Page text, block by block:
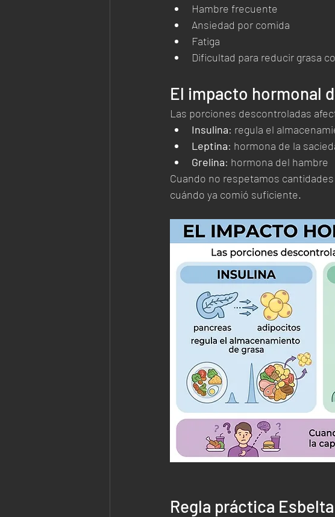
Hambre frecuente
Ansiedad por comida
Fatiga
Dificultad para reducir grasa
El impacto hormonal
Las porciones descontroladas
Insulina: regula el
Leptina: hormona de la
Grelina: hormona del hambre
Cuando no respetamos
cuándo ya comió suficiente.
Regla práctica